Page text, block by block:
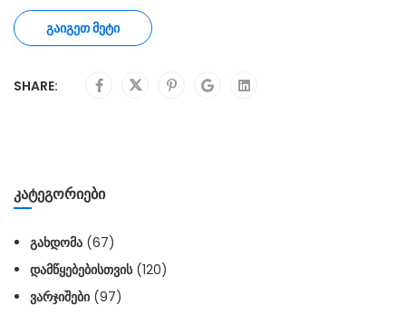
ᲒᲐᲘᲒᲔᲗ ᲛᲔᲢᲘ
SHARE:
ᲙᲐᲢᲔᲒᲝᲠᲘᲔᲑᲘ
ᲒᲐᲮᲓᲝᲛᲐ (67)
ᲓᲐᲛᲬᲧᲔᲑᲔᲑᲘᲡᲗᲕᲘᲡ(120)
ᲕᲐᲠᲯᲘᲨᲔᲑᲘ (97)